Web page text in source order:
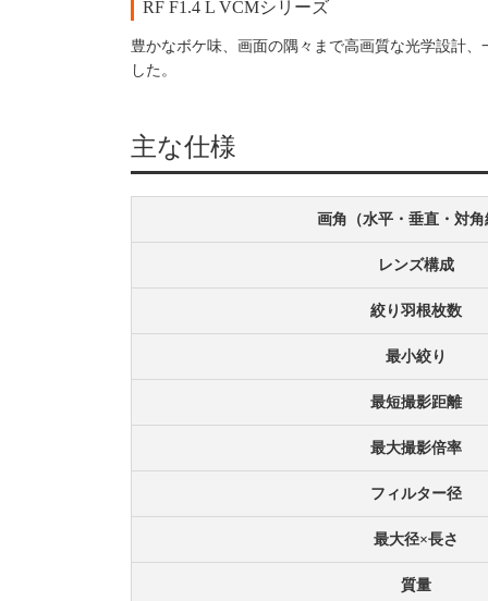
RF F1.4 L VCMシリーズ
豊かなボケ味、画面の隅々まで高画質な光学設計
した。
主な仕様
画角（水平・垂直・対角
レンズ構成
絞り羽根枚数
最小絞り
最短撮影距離
最大撮影倍率
フィルター径
最大径×長さ
質量